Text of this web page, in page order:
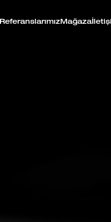
Referanslarımız Mağaza